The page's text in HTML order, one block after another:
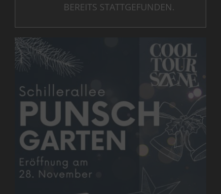
Clubheim
Verein für Kulturgut
BEREITS STATTGEFUNDEN.